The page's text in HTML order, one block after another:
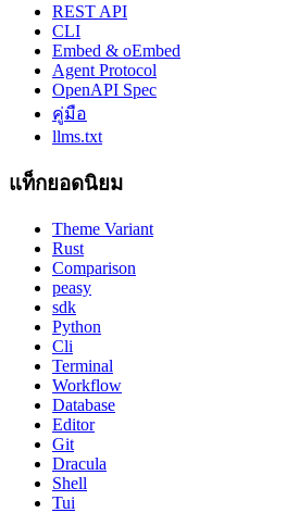
REST API
CLI
Embed & oEmbed
Agent Protocol
OpenAPI Spec
คู่มือ
llms.txt
แท็กยอดนิยม
Theme Variant
Rust
Comparison
peasy
sdk
Python
Cli
Terminal
Workflow
Database
Editor
Git
Dracula
Shell
Tui